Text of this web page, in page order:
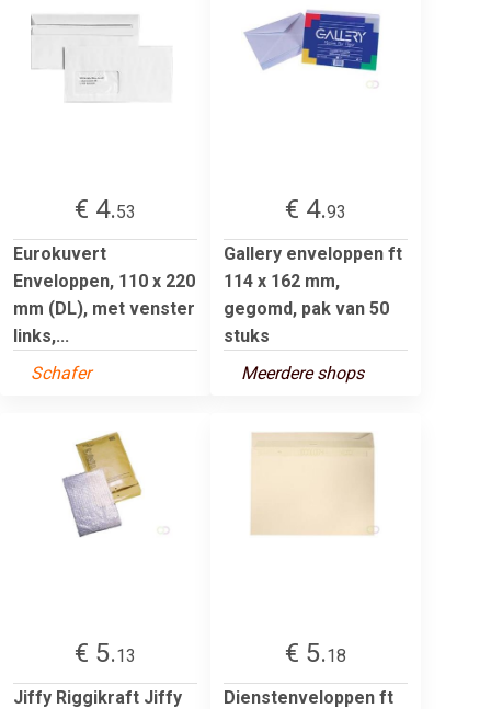
€ 4.53
Eurokuvert
Enveloppen, 110 x 220
mm (DL), met venster
links,...
Schafer
€ 4.93
Gallery enveloppen ft
114 x 162 mm,
gegomd, pak van 50
stuks
Meerdere shops
€ 5.13
Jiffy Riggikraft Jiffy
€ 5.18
Dienstenveloppen ft